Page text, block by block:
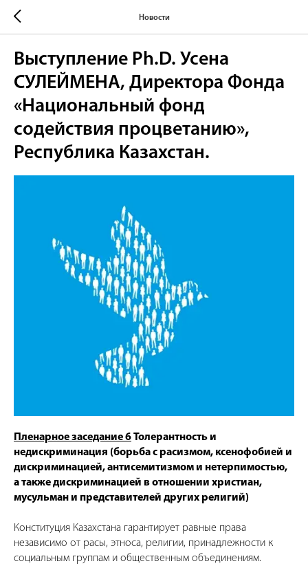
Новости
Выступление Ph.D. Усена
СУЛЕЙМЕНА, Директора Фонда
«Национальный фонд
содействия процветанию»,
Республика Казахстан.
Пленарное заседание 6Толерантность и
недискриминация (борьба с расизмом, ксенофобией и
дискриминацией, антисемитизмом и нетерпимостью,
а также дискриминацией в отношении христиан,
мусульман и представителей других религий)
Конституция Казахстана гарантирует равные права
независимо от расы, этноса, религии, принадлежности к
социальным группам и общественным объединениям.